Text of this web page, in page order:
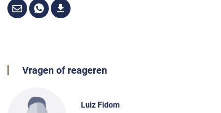
Vragen of reageren
Luiz Fidom